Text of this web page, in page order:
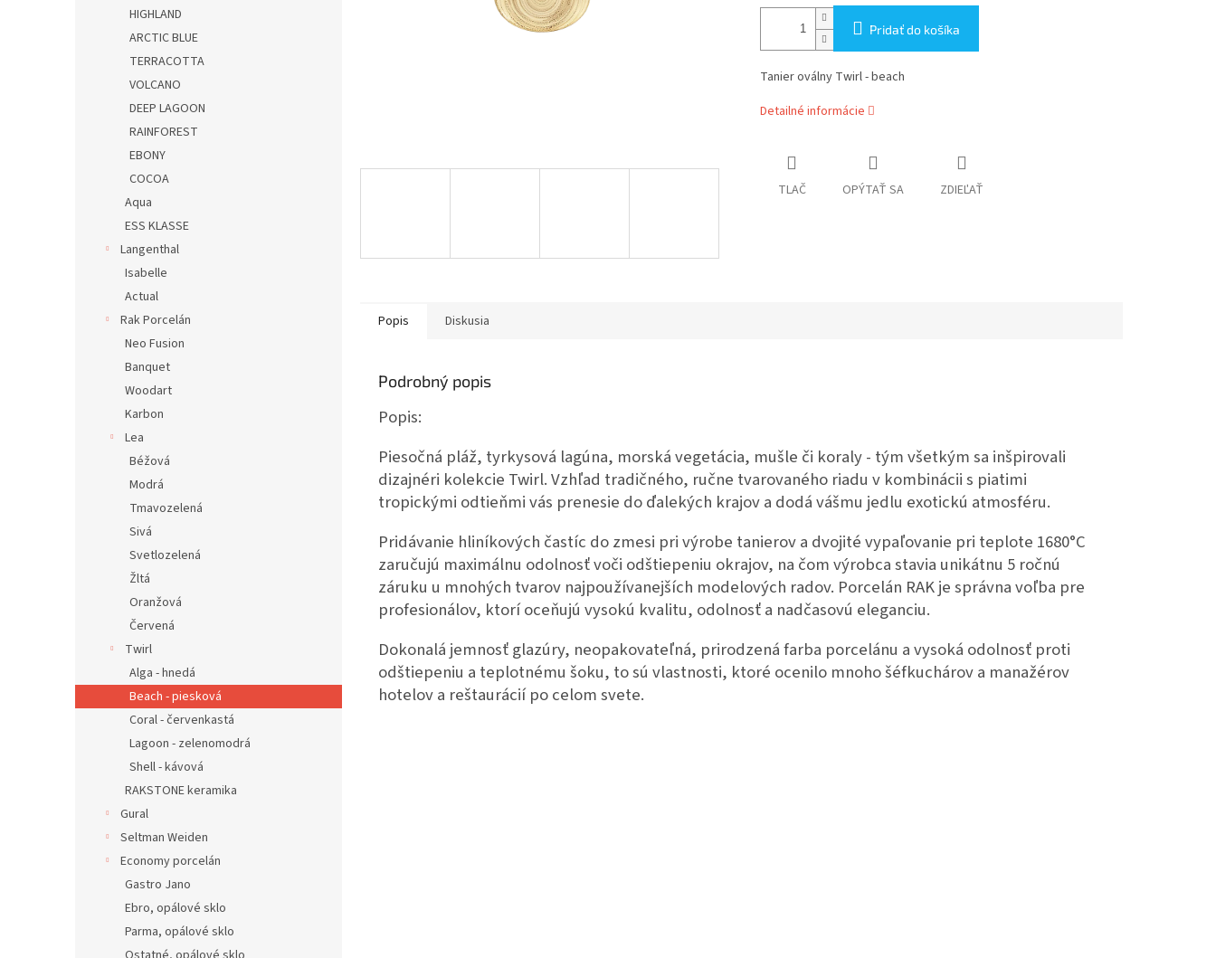
HIGHLAND
ARCTIC BLUE
TERRACOTTA
VOLCANO
DEEP LAGOON
RAINFOREST
EBONY
COCOA
Aqua
ESS KLASSE
Langenthal
Isabelle
Actual
Rak Porcelán
Neo Fusion
Banquet
Woodart
Karbon
Lea
Béžová
Modrá
Tmavozelená
Sivá
Svetlozelená
Žltá
Oranžová
Červená
Twirl
Alga - hnedá
Beach - piesková
Coral - červenkastá
Lagoon - zelenomodrá
Shell - kávová
RAKSTONE keramika
Gural
Seltman Weiden
Economy porcelán
Gastro Jano
Ebro, opálové sklo
Parma, opálové sklo
Pridať do košíka
Tanier oválny Twirl - beach
Detailné informácie
TLAČ OPÝTAŤ SA ZDIEĽAŤ
Popis Diskusia
Podrobný popis
Popis:
Piesočná pláž, tyrkysová lagúna, morská vegetácia, mušle či koraly - tým všetkým sa inšpirovali
dizajnéri kolekcie Twirl. Vzhľad tradičného, ručne tvarovaného riadu v kombinácii s piatimi
tropickými odtieňmi vás prenesie do ďalekých krajov a dodá vášmu jedlu exotickú atmosféru.
Pridávanie hliníkových častíc do zmesi pri výrobe tanierov a dvojité vypaľovanie pri teplote 1680°C
zaručujú maximálnu odolnosť voči odštiepeniu okrajov, na čom výrobca stavia unikátnu 5 ročnú
záruku u mnohých tvarov najpoužívanejších modelových radov. Porcelán RAK je správna voľba pre
profesionálov, ktorí oceňujú vysokú kvalitu, odolnosť a nadčasovú eleganciu.
Dokonalá jemnosť glazúry, neopakovateľná, prirodzená farba porcelánu a vysoká odolnosť proti
odštiepeniu a teplotnému šoku, to sú vlastnosti, ktoré ocenilo mnoho šéfkuchárov a manažérov
hotelov a reštaurácií po celom svete.